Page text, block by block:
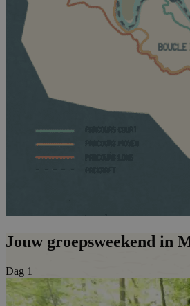
Jouw groepsweekend in
Dag 1